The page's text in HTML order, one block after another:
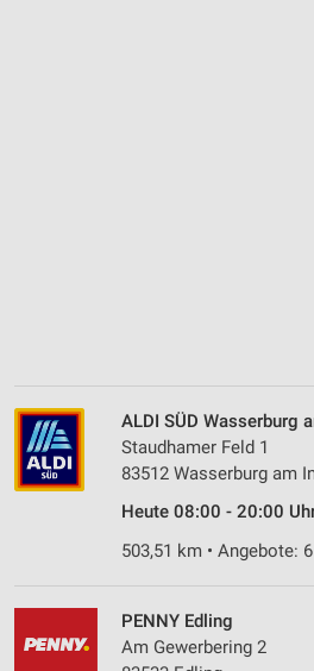
ALDI SÜD Wasserburg
Staudhamer Feld 1
83512 Wasserburg am
Heute 08:00 - 20:00
503,51 km • Angebote:
PENNY Edling
Am Gewerbering 2